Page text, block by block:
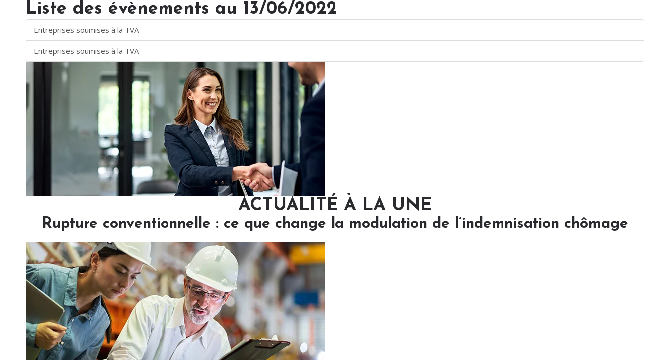
Liste des évènements au 13/06/2022
Entreprises soumises à la TVA
Entreprises soumises à la TVA
ACTUALITÉ À LA UNE
Rupture conventionnelle : ce que change la modulation de l’indemnisation chômage